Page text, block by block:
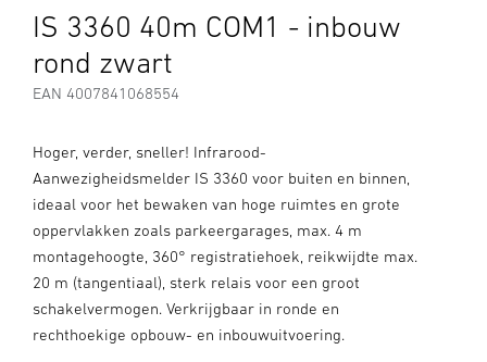
IS 3360 40m COM1 - inbouw
rond zwart
EAN 4007841068554
Hoger, verder, sneller! Infrarood-
Aanwezigheidsmelder IS 3360 voor buiten en binnen,
ideaal voor het bewaken van hoge ruimtes en grote
oppervlakken zoals parkeergarages, max. 4 m
montagehoogte, 360° registratiehoek, reikwijdte max.
20 m (tangentiaal), sterk relais voor een groot
schakelvermogen. Verkrijgbaar in ronde en
rechthoekige opbouw- en inbouwuitvoering.